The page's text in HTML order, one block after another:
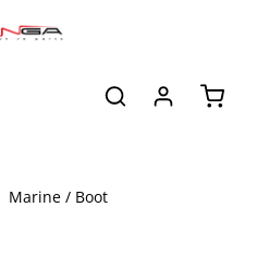
Marine / Boot